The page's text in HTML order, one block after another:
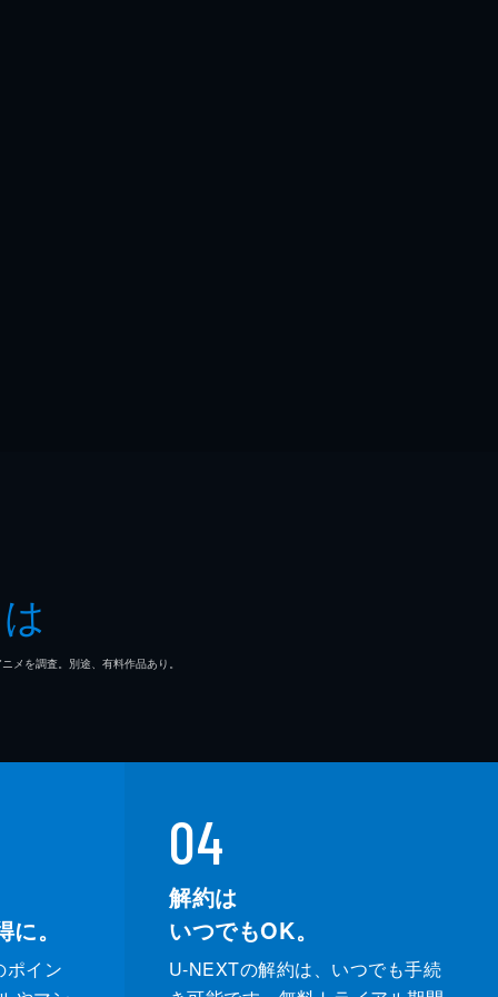
を調査。別途、有料作品あり。
。
ポイン
04
解約は
いつでもOK。
U-NEXTの解約は、いつでも手続